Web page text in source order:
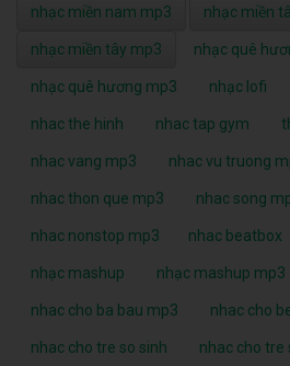
nhạc miền nam mp3 nhạc miền
nhạc miền tây mp3 nhạc quê
nhạc quê hương mp3 nhạc lofi
nhac the hinh nhac tap gym
nhac vang mp3 nhac vu truong
nhac thon que mp3 nhac song
nhac nonstop mp3 nhac beatbox
nhạc mashup nhạc mashup mp3
nhac cho ba bau mp3 nhac cho
nhac cho tre so sinh nhac cho tre